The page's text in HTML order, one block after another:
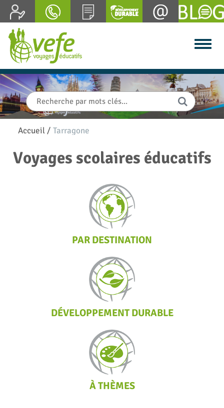
Accueil/ Tarragone
Voyages scolaires éducatifs
PAR DESTINATION
DÉVELOPPEMENT DURABLE
À THÈMES